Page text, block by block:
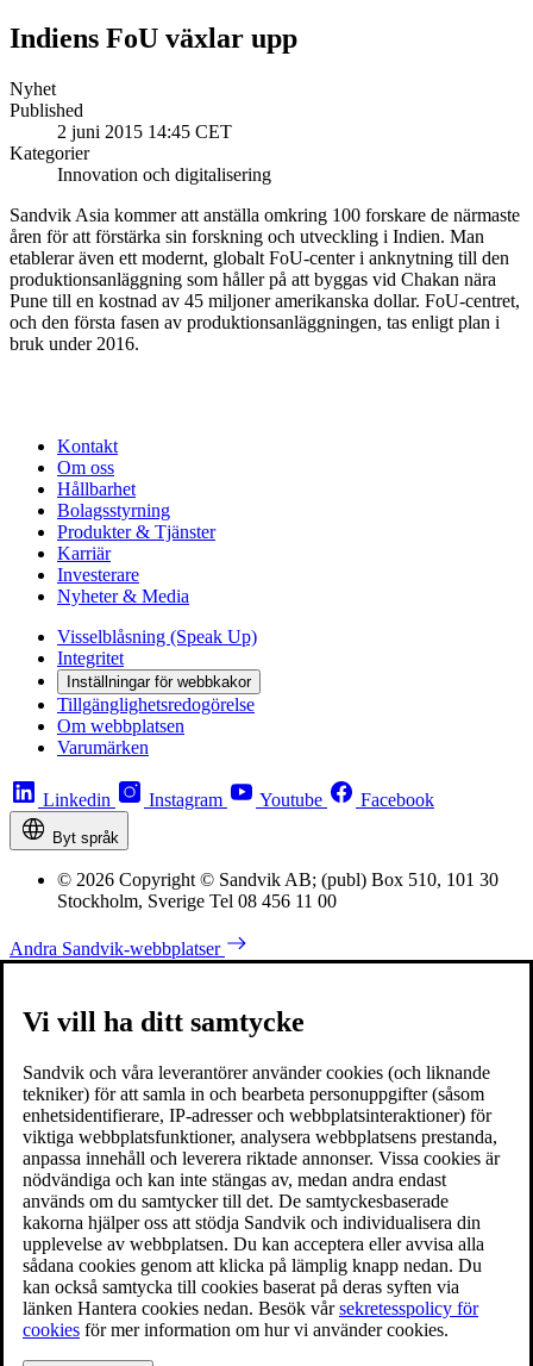
Indiens FoU växlar upp
Nyhet
Published
2 juni 2015 14:45 CET
Kategorier
Innovation och digitalisering
Sandvik Asia kommer att anställa omkring 100 forskare de närmaste
åren för att förstärka sin forskning och utveckling i Indien. Man
etablerar även ett modernt, globalt FoU-center i anknytning till den
produktionsanläggning som håller på att byggas vid Chakan nära
Pune till en kostnad av 45 miljoner amerikanska dollar. FoU-centret,
och den första fasen av produktionsanläggningen, tas enligt plan i
bruk under 2016.
Kontakt
Om oss
Hållbarhet
Bolagsstyrning
Produkter & Tjänster
Karriär
Investerare
Nyheter & Media
Visselblåsning (Speak Up)
Integritet
Inställningar för webbkakor
Tillgänglighetsredogörelse
Om webbplatsen
Varumärken
Linkedin Instagram Youtube Facebook
Byt språk
© 2026 Copyright © Sandvik AB; (publ) Box 510, 101 30
Stockholm, Sverige Tel 08 456 11 00
Andra Sandvik-webbplatser
Vi vill ha ditt samtycke
Sandvik och våra leverantörer använder cookies (och liknande
tekniker) för att samla in och bearbeta personuppgifter (såsom
enhetsidentifierare, IP-adresser och webbplatsinteraktioner) för
viktiga webbplatsfunktioner, analysera webbplatsens prestanda,
anpassa innehåll och leverera riktade annonser. Vissa cookies är
nödvändiga och kan inte stängas av, medan andra endast
används om du samtycker till det. De samtyckesbaserade
kakorna hjälper oss att stödja Sandvik och individualisera din
upplevelse av webbplatsen. Du kan acceptera eller avvisa alla
sådana cookies genom att klicka på lämplig knapp nedan. Du
kan också samtycka till cookies baserat på deras syften via
länken Hantera cookies nedan. Besök vårsekretesspolicy för
cookies för mer information om hur vi använder cookies.